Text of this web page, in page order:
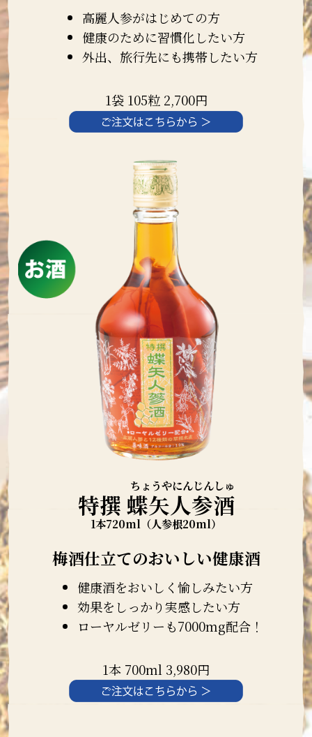
特撰 蝶矢人参酒
1本720ml（人参根20ml）
梅酒仕立てのおいしい健康酒
健康酒をおいしく愉しみたい方
効果をしっかり実感したい方
ローヤルゼリーも7000mg配合！
1本 700ml 3,980円
高麗人参がはじめての方
健康のために習慣化したい方
外出、旅行先にも携帯したい方
1袋 105粒 2,700円